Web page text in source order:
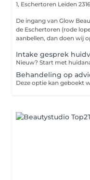
1, Eschertoren Leiden
De ingang van Glow
de Eschertoren (rode
aanbellen, dan doen wij
Intake gesprek
Behandeling op